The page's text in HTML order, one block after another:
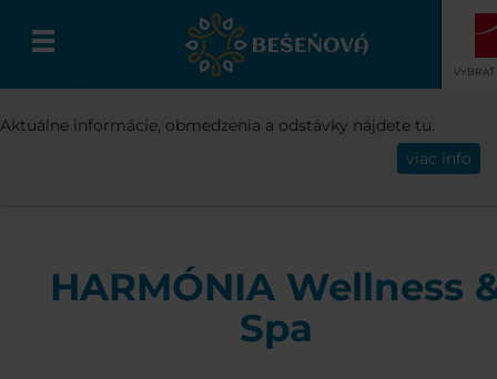
Slovenčina
STREDISKO WELLNESS & SPA
WELLNESS & SPA
HARMÓNIA Wellness
Spa
Aktuálne informácie, obmedzenia a odstávky nájdete tu.
viac info